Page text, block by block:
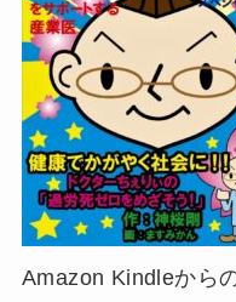
Amazon Kindleから